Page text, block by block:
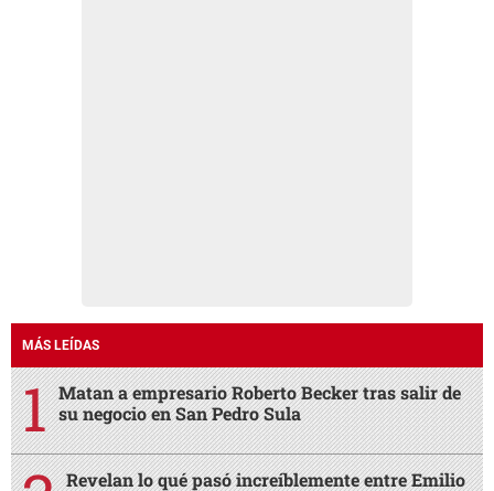
MÁS LEÍDAS
Matan a empresario Roberto Becker tras salir de
su negocio en San Pedro Sula
Revelan lo qué pasó increíblemente entre Emilio